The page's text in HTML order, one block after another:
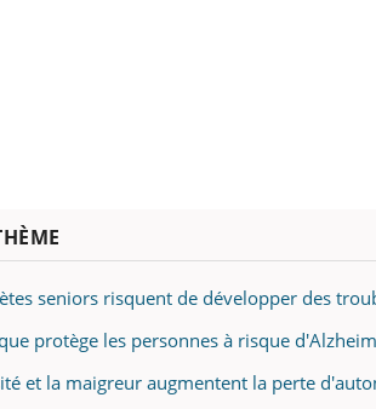
seniors risquent de développer des
protège les personnes à risque
et la maigreur augmentent la perte